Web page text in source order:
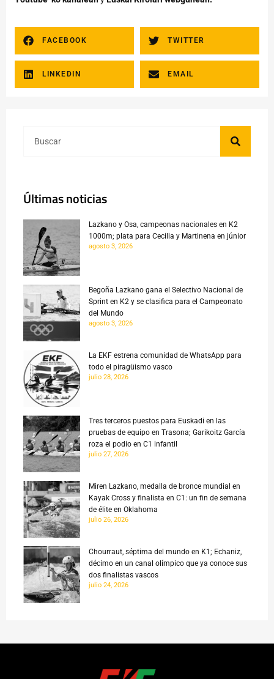
FACEBOOK TWITTER
LINKEDIN EMAIL
Últimas noticias
Lazkano y Osa, campeonas nacionales en K2
1000m; plata para Cecilia y Martinena en júnior
agosto 3, 2026
Begoña Lazkano gana el Selectivo Nacional de
Sprint en K2 y se clasifica para el Campeonato
del Mundo
agosto 3, 2026
La EKF estrena comunidad de WhatsApp para
todo el piragüismo vasco
julio 28, 2026
Tres terceros puestos para Euskadi en las
pruebas de equipo en Trasona; Garikoitz García
roza el podio en C1 infantil
julio 27, 2026
Miren Lazkano, medalla de bronce mundial en
Kayak Cross y finalista en C1: un fin de semana
de élite en Oklahoma
julio 26, 2026
Chourraut, séptima del mundo en K1; Echaniz,
décimo en un canal olímpico que ya conoce sus
dos finalistas vascos
julio 24, 2026